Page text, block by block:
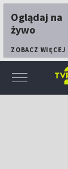
Oglądaj na
żywo
ZOBACZ WIĘCEJ